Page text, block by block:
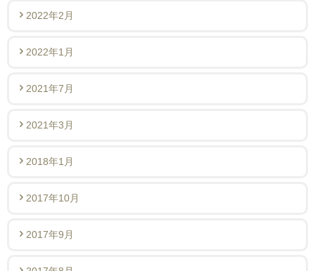
2022年2月
2022年1月
2021年7月
2021年3月
2018年1月
2017年10月
2017年9月